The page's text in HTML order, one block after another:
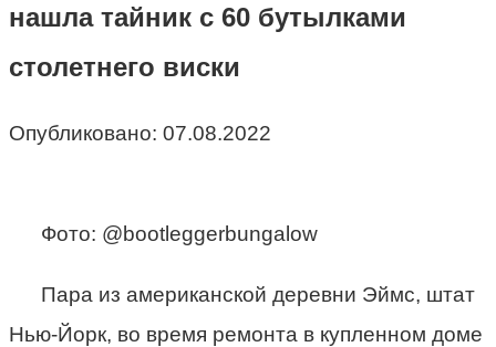
нашла тайник с 60 бутылками
столетнего виски
Опубликовано: 07.08.2022
Фото: @bootleggerbungalow
Пара из американской деревни Эймс, штат
Нью-Йорк, во время ремонта в купленном доме